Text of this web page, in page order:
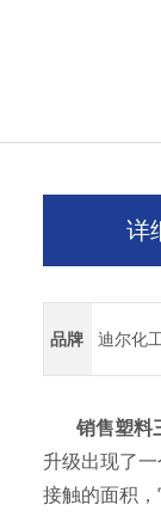
详
品牌 迪尔化
销售塑料
升级出现了
接触的面积